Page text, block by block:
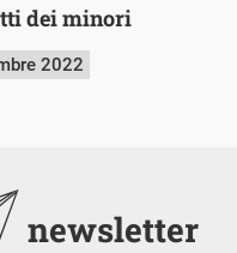
dei minori
2022
newsletter